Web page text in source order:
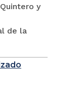
y
de la